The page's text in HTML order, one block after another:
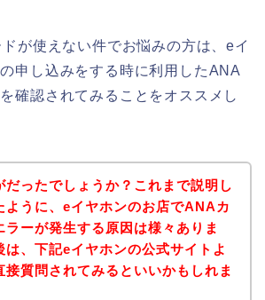
が使えない件でお悩みの方は、eイ
申し込みをする時に利用したANA
確認されてみることをオススメし
だったでしょうか？これまで説明し
ように、eイヤホンのお店でANAカ
ラーが発生する原因は様々ありま
は、下記eイヤホンの公式サイトよ
接質問されてみるといいかもしれま